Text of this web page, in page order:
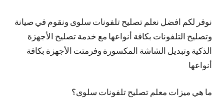
نوفر لكم افضل نعلم تصليح تلفونات سلوى ونقوم في صيانة
وتصليح التلفونات بكافة أنواعها مع خدمة تصليح الأجهزة
الذكية وتبديل الشاشة المكسورة وفرمتت الأجهزة بكافة
أنواعها
ما هي ميزات معلم تصليح تلفونات سلوى؟